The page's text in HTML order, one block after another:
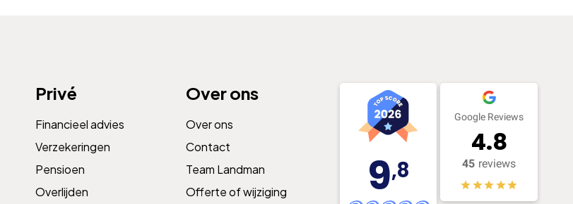
Privé
Financieel advies
Verzekeringen
Pensioen
Overlijden
Over ons
Over ons
Contact
Team Landman
Offerte of wijziging
9,8
Google Reviews
4.8
45 reviews